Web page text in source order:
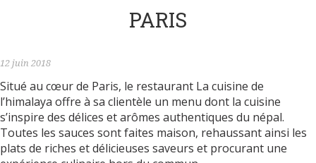
PARIS
12 juin 2018
Situé au cœur de Paris, le restaurant La cuisine de
l’himalaya offre à sa clientèle un menu dont la cuisine
s’inspire des délices et arômes authentiques du népal.
Toutes les sauces sont faites maison, rehaussant ainsi les
plats de riches et délicieuses saveurs et procurant une